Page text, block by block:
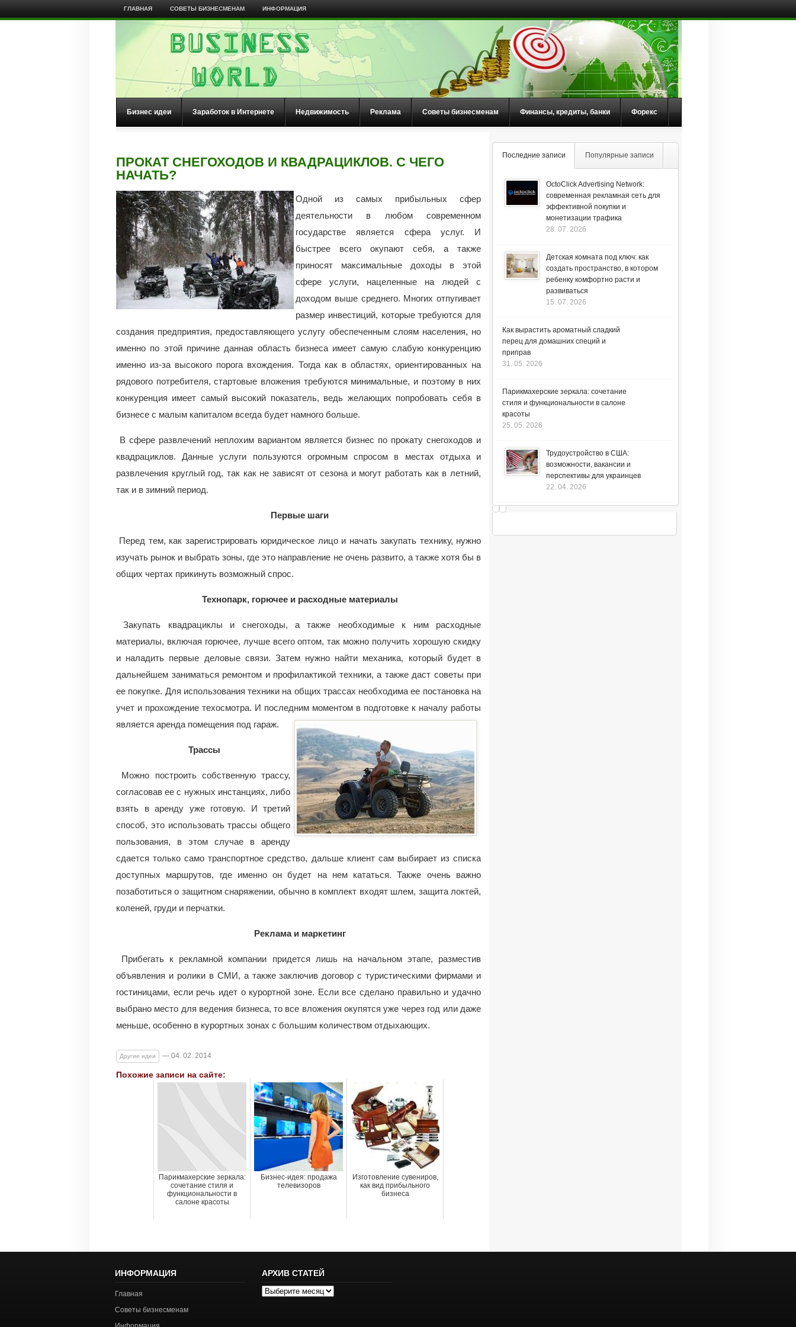
ГЛАВНАЯ СОВЕТЫ БИЗНЕСМЕНАМ ИНФОРМАЦИЯ
Бизнес идеи Заработок в Интернете Недвижимость Реклама Советы бизнесменам Финансы, кредиты, банки Форекс
ПРОКАТ СНЕГОХОДОВ И КВАДРАЦИКЛОВ. С ЧЕГО
НАЧАТЬ?
Одной из самых прибыльных сфер
деятельности в любом современном
государстве является сфера услуг. И
быстрее всего окупают себя, а также
приносят максимальные доходы в этой
сфере услуги, нацеленные на людей с
доходом выше среднего. Многих отпугивает
размер инвестиций, которые требуются для
создания предприятия, предоставляющего услугу обеспеченным слоям населения, но
именно по этой причине данная область бизнеса имеет самую слабую конкуренцию
именно из-за высокого порога вхождения. Тогда как в областях, ориентированных на
рядового потребителя, стартовые вложения требуются минимальные, и поэтому в них
конкуренция имеет самый высокий показатель, ведь желающих попробовать себя в
бизнесе с малым капиталом всегда будет намного больше.
В сфере развлечений неплохим вариантом является бизнес по прокату снегоходов и
квадрациклов. Данные услуги пользуются огромным спросом в местах отдыха и
развлечения круглый год, так как не зависят от сезона и могут работать как в летний,
так и в зимний период.
Первые шаги
Перед тем, как зарегистрировать юридическое лицо и начать закупать технику, нужно
изучать рынок и выбрать зоны, где это направление не очень развито, а также хотя бы в
общих чертах прикинуть возможный спрос.
Технопарк, горючее и расходные материалы
Закупать квадрациклы и снегоходы, а также необходимые к ним расходные
материалы, включая горючее, лучше всего оптом, так можно получить хорошую скидку
и наладить первые деловые связи. Затем нужно найти механика, который будет в
дальнейшем заниматься ремонтом и профилактикой техники, а также даст советы при
ее покупке. Для использования техники на общих трассах необходима ее постановка на
учет и прохождение техосмотра. И последним моментом в подготовке к началу работы
является аренда помещения под гараж.
Трассы
Можно построить собственную трассу,
согласовав ее с нужных инстанциях, либо
взять в аренду уже готовую. И третий
способ, это использовать трассы общего
пользования, в этом случае в аренду
сдается только само транспортное средство, дальше клиент сам выбирает из списка
доступных маршрутов, где именно он будет на нем кататься. Также очень важно
позаботиться о защитном снаряжении, обычно в комплект входят шлем, защита локтей,
коленей, груди и перчатки.
Реклама и маркетинг
Прибегать к рекламной компании придется лишь на начальном этапе, разместив
объявления и ролики в СМИ, а также заключив договор с туристическими фирмами и
гостиницами, если речь идет о курортной зоне. Если все сделано правильно и удачно
выбрано место для ведения бизнеса, то все вложения окупятся уже через год или даже
меньше, особенно в курортных зонах с большим количеством отдыхающих.
Другие идеи — 04. 02. 2014
Похожие записи на сайте:
Парикмахерские зеркала:
сочетание стиля и
функциональности в
салоне красоты
Бизнес-идея: продажа
телевизоров
Изготовление сувениров,
как вид прибыльного
бизнеса
Последние записи Популярные записи
OctoClick Advertising Network:
современная рекламная сеть для
эффективной покупки и
монетизации трафика
28. 07. 2026
Детская комната под ключ: как
создать пространство, в котором
ребенку комфортно расти и
развиваться
15. 07. 2026
Как вырастить ароматный сладкий
перец для домашних специй и
приправ
31. 05. 2026
Парикмахерские зеркала: сочетание
стиля и функциональности в салоне
красоты
25. 05. 2026
Трудоустройство в США:
возможности, вакансии и
перспективы для украинцев
22. 04. 2026
ИНФОРМАЦИЯ
Главная
Советы бизнесменам
АРХИВ СТАТЕЙ
Архив